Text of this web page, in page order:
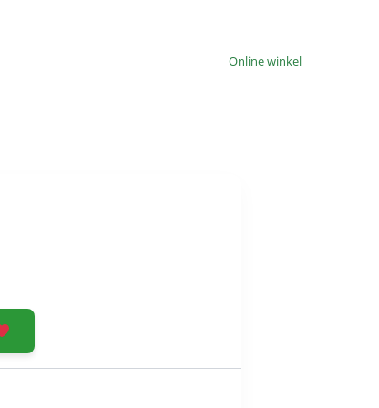
Online winkel